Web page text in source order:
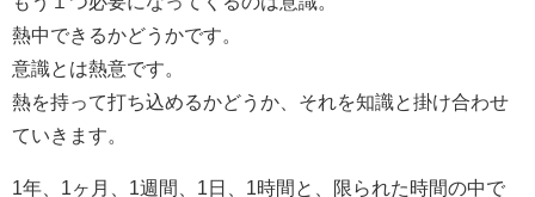
熱中できるかどうかです。
意識とは熱意です。
熱を持って打ち込めるかどうか、それを知識と掛け合わせ
ていきます。
1年、1ヶ月、1週間、1日、1時間と、限られた時間の中で